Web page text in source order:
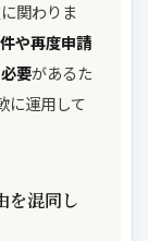
関わりま
や再度申請
要があるた
に運用して
を混同し